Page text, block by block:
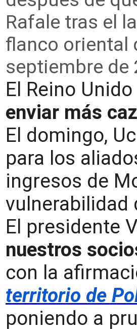
Rafale tras el
flanco oriental
septiembre de
El Reino
enviar más
El domingo,
para los
ingresos de
vulnerabilidad
El presidente
nuestros
con la
territorio de
poniendo a